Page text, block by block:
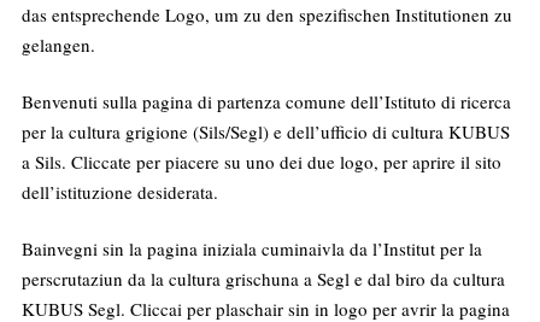
das entsprechende Logo, um zu den spezifischen Institutionen zu
gelangen.
Benvenuti sulla pagina di partenza comune dell’Istituto di ricerca
per la cultura grigione (Sils/Segl) e dell’ufficio di cultura KUBUS
a Sils. Cliccate per piacere su uno dei due logo, per aprire il sito
dell’istituzione desiderata.
Bainvegni sin la pagina iniziala cuminaivla da l’Institut per la
perscrutaziun da la cultura grischuna a Segl e dal biro da cultura
KUBUS Segl. Cliccai per plaschair sin in logo per avrir la pagina